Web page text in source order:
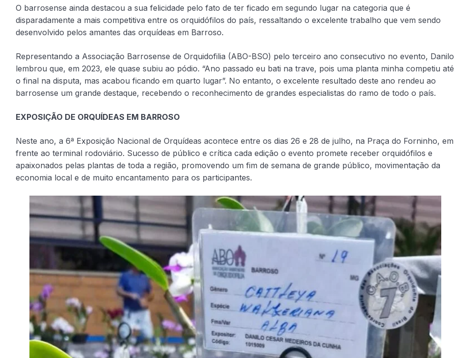
O barrosense ainda destacou a sua felicidade pelo fato de ter ficado em segundo lugar na categoria que é
disparadamente a mais competitiva entre os orquidófilos do país, ressaltando o excelente trabalho que vem sendo
desenvolvido pelos amantes das orquídeas em Barroso.
Representando a Associação Barrosense de Orquidofilia (ABO-BSO) pelo terceiro ano consecutivo no evento, Danilo
lembrou que, em 2023, ele quase subiu ao pódio. “Ano passado eu bati na trave, pois uma planta minha competiu até
o final na disputa, mas acabou ficando em quarto lugar”. No entanto, o excelente resultado deste ano rendeu ao
barrosense um grande destaque, recebendo o reconhecimento de grandes especialistas do ramo de todo o país.
EXPOSIÇÃO DE ORQUÍDEAS EM BARROSO
Neste ano, a 6ª Exposição Nacional de Orquídeas acontece entre os dias 26 e 28 de julho, na Praça do Forninho, em
frente ao terminal rodoviário. Sucesso de público e crítica cada edição o evento promete receber orquidófilos e
apaixonados pelas plantas de toda a região, promovendo um fim de semana de grande público, movimentação da
economia local e de muito encantamento para os participantes.